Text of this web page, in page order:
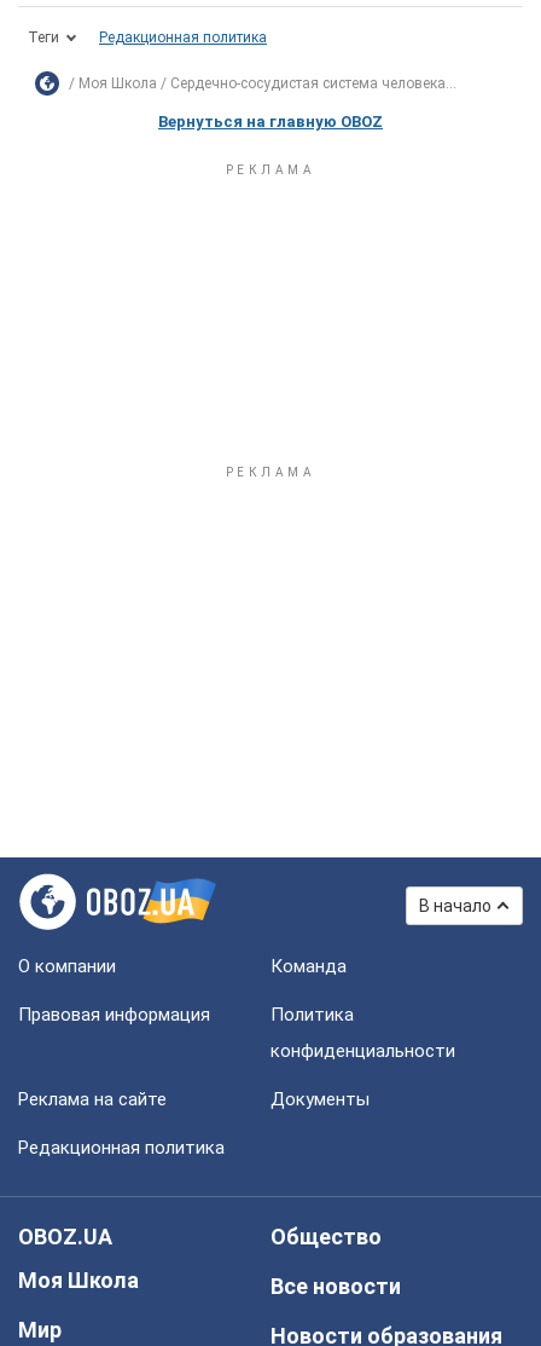
Теги Редакционная политика
Моя Школа Сердечно-сосудистая система человека...
Вернуться на главную OBOZ
В начало
О компании Команда
Правовая информация
Политика
конфиденциальности
Реклама на сайте Документы
Редакционная политика
OBOZ.UA
Моя Школа
Мир
Общество
Все новости
Новости образования